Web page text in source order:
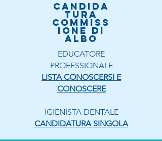
CANDIDA
TURA
COMMISS
IONE DI
ALBO
EDUCATORE
PROFESSIONALE
LISTA CONOSCERSI E
CONOSCERE
IGIENISTA DENTALE
CANDIDATURA SINGOLA